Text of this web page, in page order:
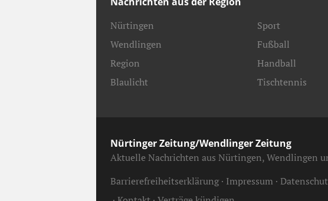
Nürtingen
Wendlingen
Region
Blaulicht
Sport
Fußball
Handball
Tischtennis
Nürtinger Zeitung/Wendlinger Zeitung
Aktuelle Nachrichten aus Nürtingen, Wendlingen
Barrierefreiheitserklärung Impressum